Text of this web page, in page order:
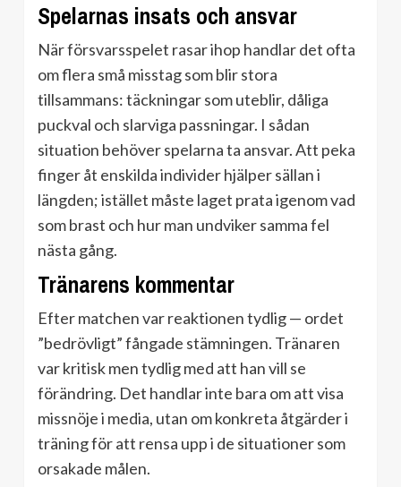
Spelarnas insats och ansvar
När försvarsspelet rasar ihop handlar det ofta
om flera små misstag som blir stora
tillsammans: täckningar som uteblir, dåliga
puckval och slarviga passningar. I sådan
situation behöver spelarna ta ansvar. Att peka
finger åt enskilda individer hjälper sällan i
längden; istället måste laget prata igenom vad
som brast och hur man undviker samma fel
nästa gång.
Tränarens kommentar
Efter matchen var reaktionen tydlig — ordet
”bedrövligt” fångade stämningen. Tränaren
var kritisk men tydlig med att han vill se
förändring. Det handlar inte bara om att visa
missnöje i media, utan om konkreta åtgärder i
träning för att rensa upp i de situationer som
orsakade målen.